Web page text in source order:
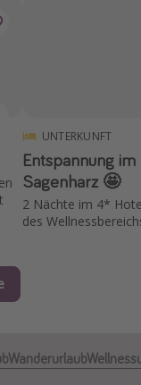
UNTERKUNFT
Entspannung
Sagenharz 🤩
2 Nächte im 4*
des
Wanderurlaub